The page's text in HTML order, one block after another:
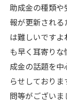
助成金の種類
報が更新され
は難しいです
も早く耳寄り
成金の話題を
らせしており
問等がございま